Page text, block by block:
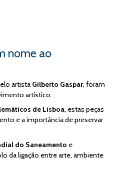
nome ao
artista Gilberto Gaspar, foram
artístico.
de Lisboa, estas peças
e a importância de preservar
do Saneamento e
da ligação entre arte, ambiente